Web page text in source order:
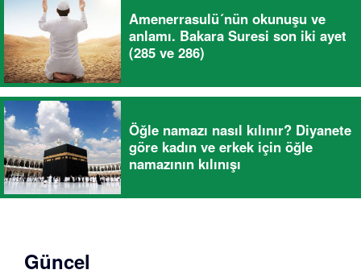
Amenerrasulü´nün okunuşu ve
anlamı. Bakara Suresi son iki ayet
(285 ve 286)
Öğle namazı nasıl kılınır? Diyanete
göre kadın ve erkek için öğle
namazının kılınışı
Güncel